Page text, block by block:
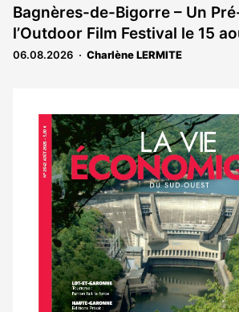
Bagnères-de-Bigorre – Un
l’Outdoor Film Festival le 15
06.08.2026 Charlène LERMITE
Notre
dernier
magazine